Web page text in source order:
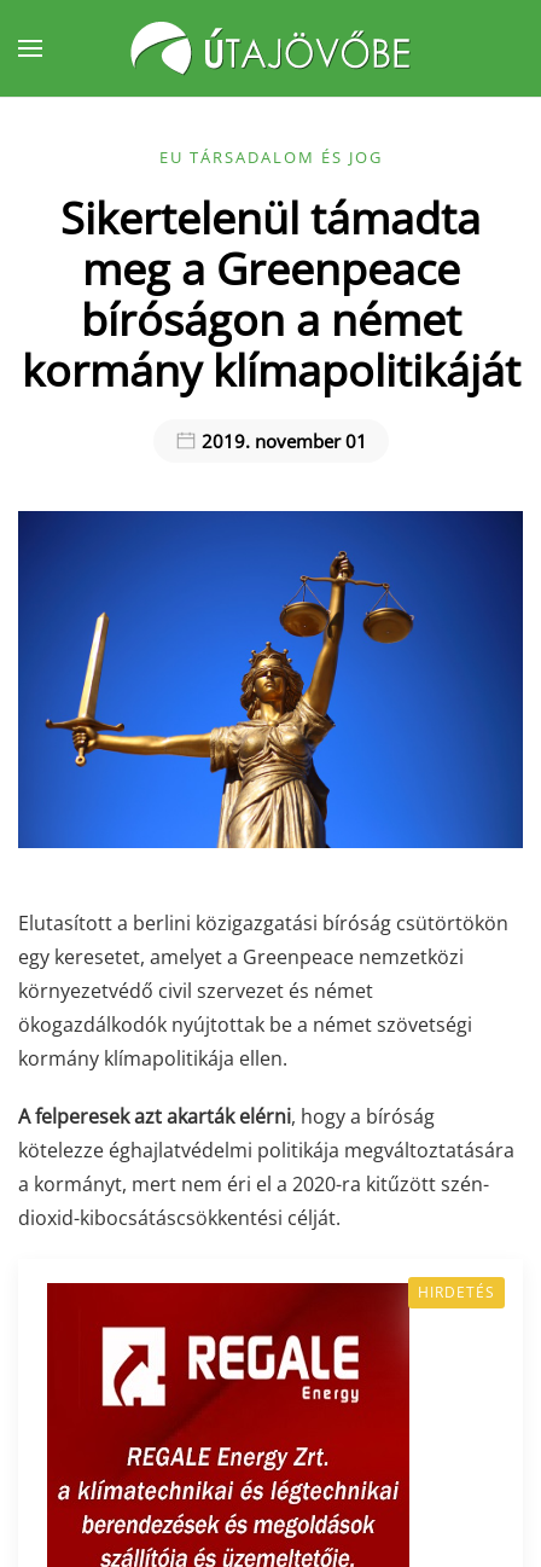
Fő tartalom átugrása
EU TÁRSADALOM ÉS JOG
Sikertelenül támadta
meg a Greenpeace
bíróságon a német
kormány klímapolitikáját
2019. november 01
Elutasított a berlini közigazgatási bíróság csütörtökön
egy keresetet, amelyet a Greenpeace nemzetközi
környezetvédő civil szervezet és német
ökogazdálkodók nyújtottak be a német szövetségi
kormány klímapolitikája ellen.
A felperesek azt akarták elérni, hogy a bíróság
kötelezze éghajlatvédelmi politikája megváltoztatására
a kormányt, mert nem éri el a 2020-ra kitűzött szén-
dioxid-kibocsátáscsökkentési célját.
HIRDETÉS